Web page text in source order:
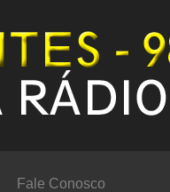
Fale Conosco